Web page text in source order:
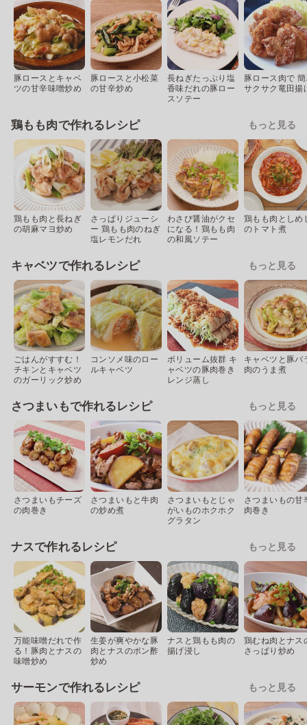
豚ロースとキャベ
ツの甘辛味噌炒め
豚ロースと小松菜
の甘辛炒め
長ねぎたっぷり塩
香味だれの豚ロー
スソテー
豚ロース肉で
サクサク竜田揚
鶏もも肉で作れるレシピ もっと見る
鶏もも肉と長ねぎ
の胡麻マヨ炒め
さっぱりジューシ
ー 鶏もも肉のねぎ
塩レモンだれ
わさび醤油がクセ
になる！鶏もも肉
の和風ソテー
鶏もも肉としめ
のトマト煮
キャベツで作れるレシピ もっと見る
ごはんがすすむ！
チキンとキャベツ
のガーリック炒め
コンソメ味のロー
ルキャベツ
ボリューム抜群 キ
ャベツの豚肉巻き
レンジ蒸し
キャベツと豚バ
肉のうま煮
さつまいもで作れるレシピ もっと見る
さつまいもチーズ
の肉巻き
さつまいもと牛肉
の炒め煮
さつまいもとじゃ
がいものホクホク
グラタン
さつまいもの甘
肉巻き
ナスで作れるレシピ もっと見る
万能味噌だれで作
る！豚肉とナスの
味噌炒め
生姜が爽やかな豚
肉とナスのポン酢
炒め
ナスと鶏もも肉の
揚げ浸し
鶏むね肉とナス
さっぱり炒め
サーモンで作れるレシピ もっと見る